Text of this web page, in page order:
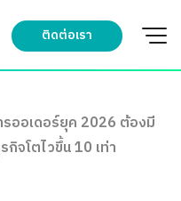
ติดต่อเรา
รออเดอร์ยุค 2026 ต้องมี
จโตไวขึ้น 10 เท่า